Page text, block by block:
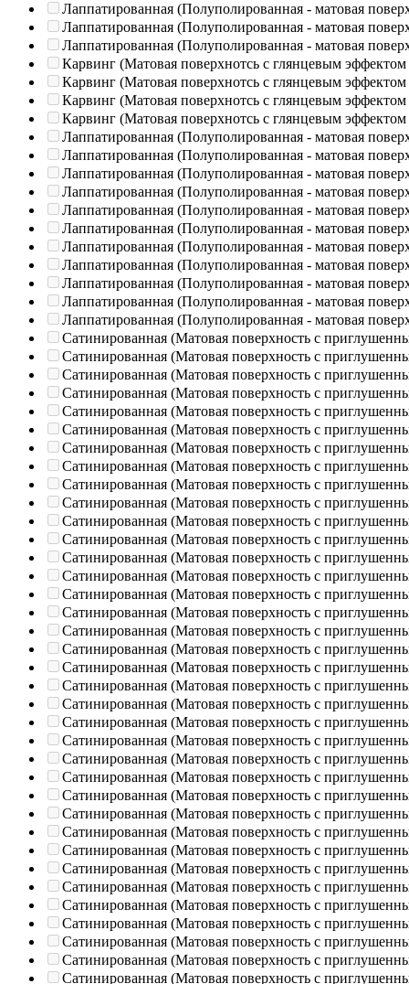
Лаппатированная (Полуполированная - матовая
Лаппатированная (Полуполированная - матовая
Лаппатированная (Полуполированная - матовая
Карвинг (Матовая поверхнотсь с глянцевым эффектом
Карвинг (Матовая поверхнотсь с глянцевым эффектом
Карвинг (Матовая поверхнотсь с глянцевым эффектом
Карвинг (Матовая поверхнотсь с глянцевым эффектом
Лаппатированная (Полуполированная - матовая
Лаппатированная (Полуполированная - матовая
Лаппатированная (Полуполированная - матовая
Лаппатированная (Полуполированная - матовая
Лаппатированная (Полуполированная - матовая
Лаппатированная (Полуполированная - матовая
Лаппатированная (Полуполированная - матовая
Лаппатированная (Полуполированная - матовая
Лаппатированная (Полуполированная - матовая
Лаппатированная (Полуполированная - матовая
Лаппатированная (Полуполированная - матовая
Сатинированная (Матовая поверхность с
Сатинированная (Матовая поверхность с
Сатинированная (Матовая поверхность с
Сатинированная (Матовая поверхность с
Сатинированная (Матовая поверхность с
Сатинированная (Матовая поверхность с
Сатинированная (Матовая поверхность с
Сатинированная (Матовая поверхность с
Сатинированная (Матовая поверхность с
Сатинированная (Матовая поверхность с
Сатинированная (Матовая поверхность с
Сатинированная (Матовая поверхность с
Сатинированная (Матовая поверхность с
Сатинированная (Матовая поверхность с
Сатинированная (Матовая поверхность с
Сатинированная (Матовая поверхность с
Сатинированная (Матовая поверхность с
Сатинированная (Матовая поверхность с
Сатинированная (Матовая поверхность с
Сатинированная (Матовая поверхность с
Сатинированная (Матовая поверхность с
Сатинированная (Матовая поверхность с
Сатинированная (Матовая поверхность с
Сатинированная (Матовая поверхность с
Сатинированная (Матовая поверхность с
Сатинированная (Матовая поверхность с
Сатинированная (Матовая поверхность с
Сатинированная (Матовая поверхность с
Сатинированная (Матовая поверхность с
Сатинированная (Матовая поверхность с
Сатинированная (Матовая поверхность с
Сатинированная (Матовая поверхность с
Сатинированная (Матовая поверхность с
Сатинированная (Матовая поверхность с
Сатинированная (Матовая поверхность с
Сатинированная (Матовая поверхность с